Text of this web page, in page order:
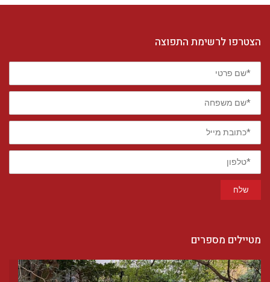
הצטרפו לרשימת התפוצה
*שם
פרטי
*שם
משפחה
*כתובת
מייל
*טלפון
שלח
מטיילים מספרים